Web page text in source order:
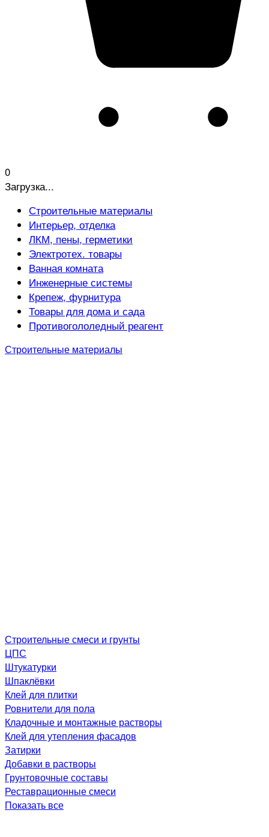
0
Загрузка...
Строительные материалы
Интерьер, отделка
ЛКМ, пены, герметики
Электротех. товары
Ванная комната
Инженерные системы
Крепеж, фурнитура
Товары для дома и сада
Противогололедный реагент
Строительные материалы
Строительные смеси и грунты
ЦПС
Штукатурки
Шпаклёвки
Клей для плитки
Ровнители для пола
Кладочные и монтажные растворы
Клей для утепления фасадов
Затирки
Добавки в растворы
Грунтовочные составы
Реставрационные смеси
Показать все